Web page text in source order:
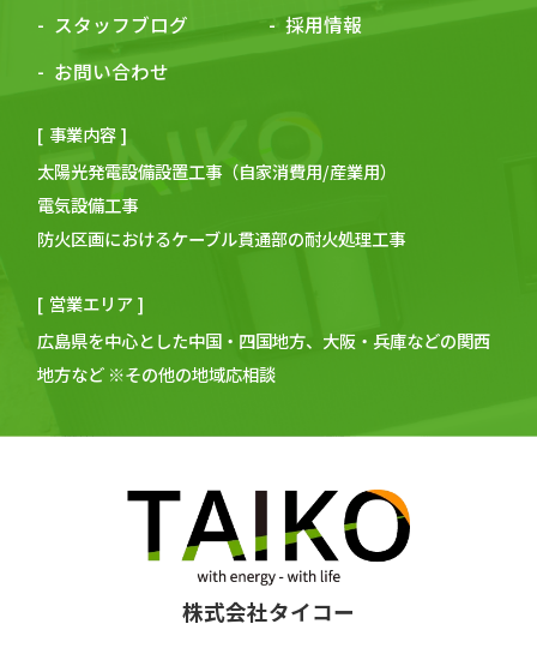
スタッフブログ
採用情報
お問い合わせ
事業内容
太陽光発電設備設置工事 （自家消費用/産業用）
電気設備工事
防火区画におけるケーブル貫通部の耐火処理工事
営業エリア
広島県を中心とした中国・四国地方、大阪・兵庫などの関⻄
地方など ※その他の地域応相談
株式会社タイコー